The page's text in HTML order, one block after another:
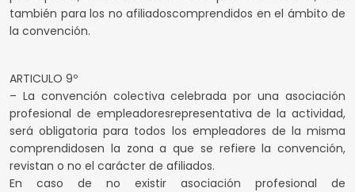
también para los no afiliadoscomprendidos en el ámbito de
la convención.
ARTICULO 9º
– La convención colectiva celebrada por una asociación
profesional de empleadoresrepresentativa de la actividad,
será obligatoria para todos los empleadores de la misma
comprendidosen la zona a que se refiere la convención,
revistan o no el carácter de afiliados.
En caso de no existir asociación profesional de